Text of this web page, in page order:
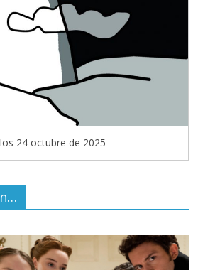
24 octubre de 2025